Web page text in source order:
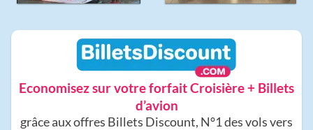
Economisez sur votre forfait Croisière + Billets
d’avion
grâce aux offres Billets Discount, N°1 des vols vers